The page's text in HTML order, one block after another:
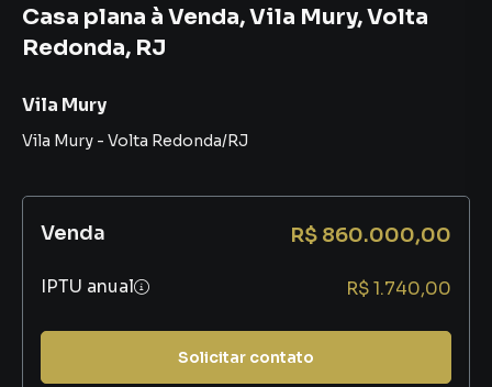
Casa plana à Venda, Vila Mury, Volta
Redonda, RJ
Vila Mury
Vila Mury - Volta Redonda/RJ
Venda R$ 860.000,00
IPTU anual R$ 1.740,00
Solicitar contato